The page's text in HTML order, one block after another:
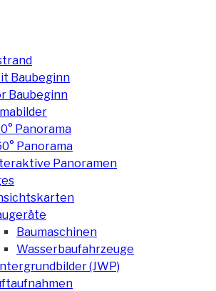
Baubeginn
Baubeginn
Panorama
Panorama
Panoramen
Baumaschinen
Wasserbaufahrzeuge
(JWP)